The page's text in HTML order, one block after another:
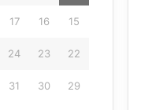
15
16
17
22
23
24
29
30
31